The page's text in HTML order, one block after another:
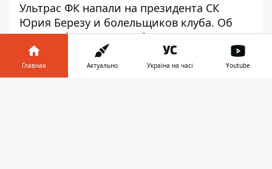
Ультрас ФК напали на президента СК
Юрия Березу и болельщиков клуба. Об
этомИнформаторсообщает с места
событий.
Все началось с того, что во время матча
Главная Актуально Україна на часі Youtube